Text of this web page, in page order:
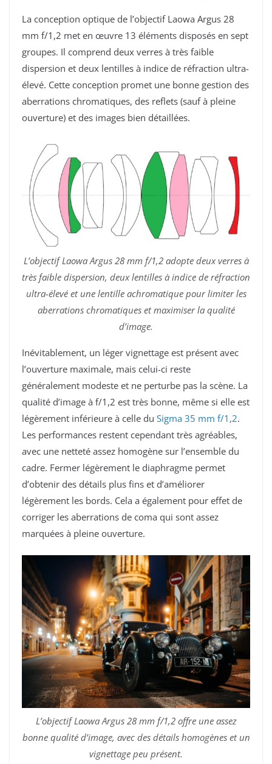
La conception optique de l’objectif Laowa Argus 28
mm f/1,2 met en œuvre 13 éléments disposés en sept
groupes. Il comprend deux verres à très faible
dispersion et deux lentilles à indice de réfraction ultra-
élevé. Cette conception promet une bonne gestion des
aberrations chromatiques, des reflets (sauf à pleine
ouverture) et des images bien détaillées.
L’objectif Laowa Argus 28 mm f/1,2 adopte deux verres à
très faible dispersion, deux lentilles à indice de réfraction
ultra-élevé et une lentille achromatique pour limiter les
aberrations chromatiques et maximiser la qualité
d’image.
Inévitablement, un léger vignettage est présent avec
l’ouverture maximale, mais celui-ci reste
généralement modeste et ne perturbe pas la scène. La
qualité d’image à f/1,2 est très bonne, même si elle est
légèrement inférieure à celle du Sigma 35 mm f/1,2.
Les performances restent cependant très agréables,
avec une netteté assez homogène sur l’ensemble du
cadre. Fermer légèrement le diaphragme permet
d’obtenir des détails plus fins et d’améliorer
légèrement les bords. Cela a également pour effet de
corriger les aberrations de coma qui sont assez
marquées à pleine ouverture.
L’objectif Laowa Argus 28 mm f/1,2 offre une assez
bonne qualité d’image, avec des détails homogènes et un
vignettage peu présent.